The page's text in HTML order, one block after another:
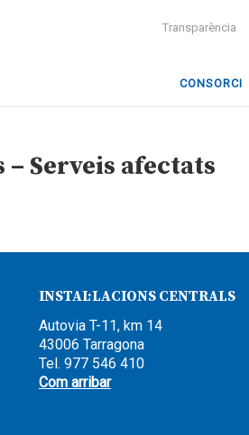
Transparència
CONSORCI
Serveis afectats
INSTAL·LACIONS CENTRALS
Autovia T-11, km 14
43006 Tarragona
Tel. 977 546 410
Com arribar